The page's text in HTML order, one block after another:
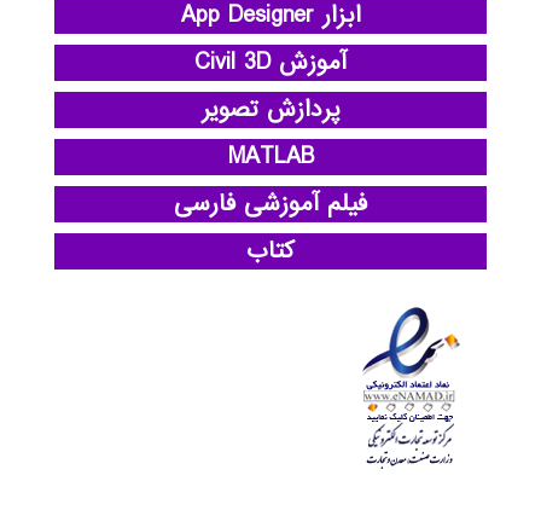
ابزار App Designer
آموزش Civil 3D
پردازش تصویر
MATLAB
فیلم آموزشی فارسی
کتاب